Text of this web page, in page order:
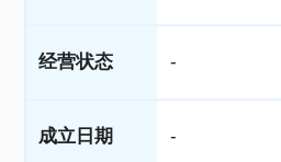
经营状态 -
成立日期 -